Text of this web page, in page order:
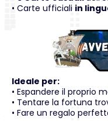
• Carte ufficiali in
Ideale per:
• Espandere il proprio
• Tentare la fortuna
• Fare un regalo